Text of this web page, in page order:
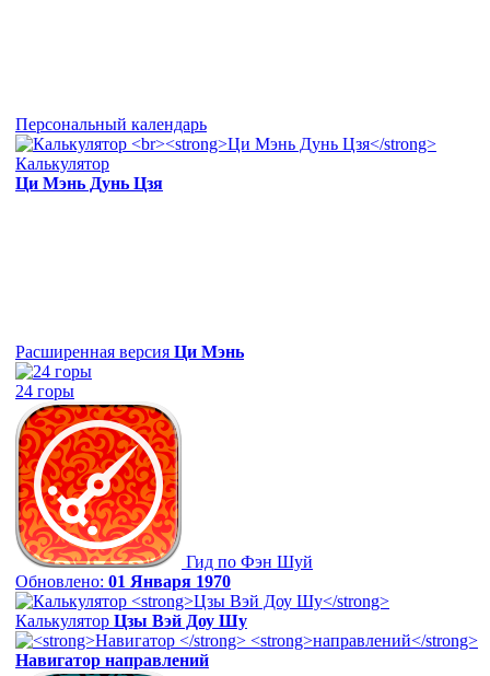
Персональный календарь
Калькулятор
Ци Мэнь Дунь Цзя
Расширенная версия Ци Мэнь
24 горы
Гид по Фэн Шуй
Обновлено: 01 Января 1970
Калькулятор Цзы Вэй Доу Шу
Навигатор направлений